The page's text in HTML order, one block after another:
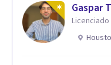
Gaspar